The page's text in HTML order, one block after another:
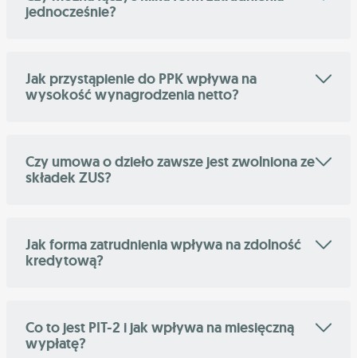
jednocześnie?
Jak przystąpienie do PPK wpływa na
wysokość wynagrodzenia netto?
Czy umowa o dzieło zawsze jest zwolniona ze
składek ZUS?
Jak forma zatrudnienia wpływa na zdolność
kredytową?
Co to jest PIT-2 i jak wpływa na miesięczną
wypłatę?